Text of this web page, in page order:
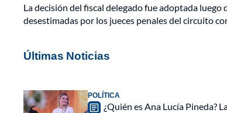
La decisión del fiscal delegado fue adoptada
desestimadas por los jueces penales del circuito
Últimas Noticias
POLÍTICA
¿Quién es Ana Lucía Pineda?